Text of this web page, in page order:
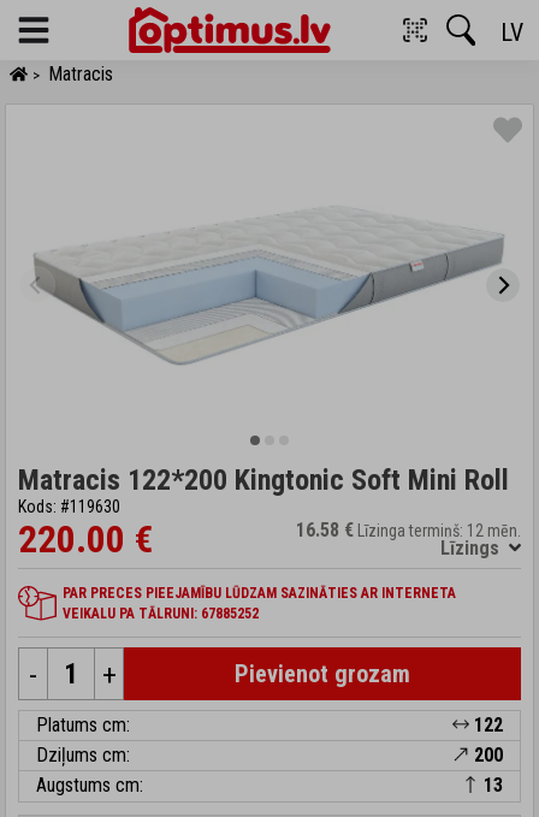
Menu LV
> Matracis
Matracis 122*200 Kingtonic Soft Mini Roll
Kods: #119630
220.00 € 16.58 € Līzinga termiņš: 12 mēn.
Līzings
PAR PRECES PIEEJAMĪBU LŪDZAM SAZINĀTIES AR INTERNETA
VEIKALU PA TĀLRUNI: 67885252
- + Pievienot grozam
Platums cm:
122
Dziļums cm:
200
Augstums cm:
13